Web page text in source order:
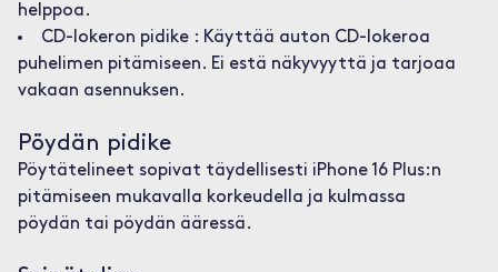
helppoa.
CD-lokeron pidike : Käyttää auton CD-lokeroa
puhelimen pitämiseen. Ei estä näkyvyyttä ja tarjoaa
vakaan asennuksen.
Pöydän pidike
Pöytätelineet sopivat täydellisesti iPhone 16 Plus:n
pitämiseen mukavalla korkeudella ja kulmassa
pöydän tai pöydän ääressä.